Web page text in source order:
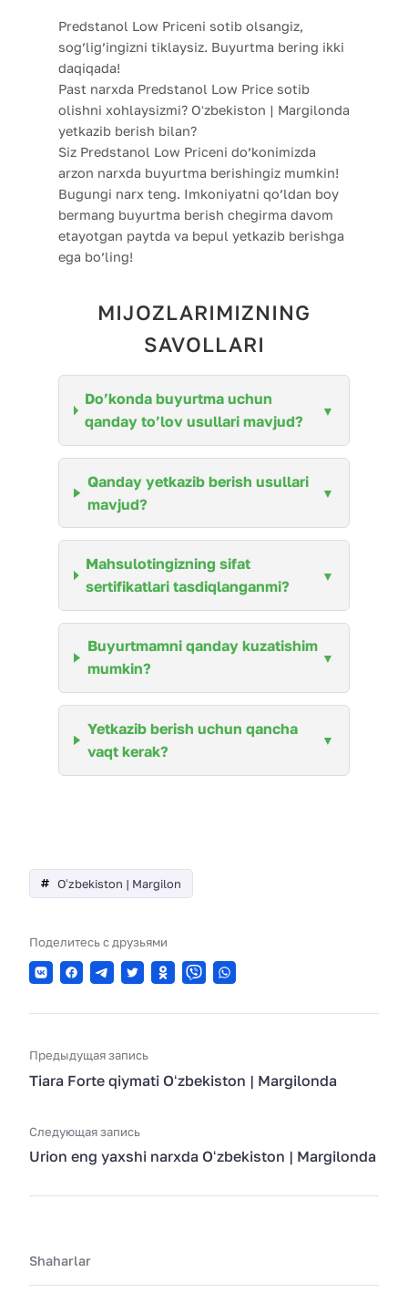
Predstanol Low Priceni sotib olsangiz,
sog’lig’ingizni tiklaysiz. Buyurtma bering ikki
daqiqada!
Past narxda Predstanol Low Price sotib
olishni xohlaysizmi? Oʻzbekiston | Margilonda
yetkazib berish bilan?
Siz Predstanol Low Priceni do’konimizda
arzon narxda buyurtma berishingiz mumkin!
Bugungi narx teng. Imkoniyatni qo’ldan boy
bermang buyurtma berish chegirma davom
etayotgan paytda va bepul yetkazib berishga
ega bo’ling!
MIJOZLARIMIZNING
SAVOLLARI
Do’konda buyurtma uchun
qanday to’lov usullari mavjud?
Qanday yetkazib berish usullari
mavjud?
Mahsulotingizning sifat
sertifikatlari tasdiqlanganmi?
Buyurtmamni qanday kuzatishim
mumkin?
Yetkazib berish uchun qancha
vaqt kerak?
Oʻzbekiston | Margilon
Поделитесь с друзьями
Предыдущая запись
Tiara Forte qiymati Oʻzbekiston | Margilonda
Следующая запись
Urion eng yaxshi narxda Oʻzbekiston | Margilonda
Shaharlar